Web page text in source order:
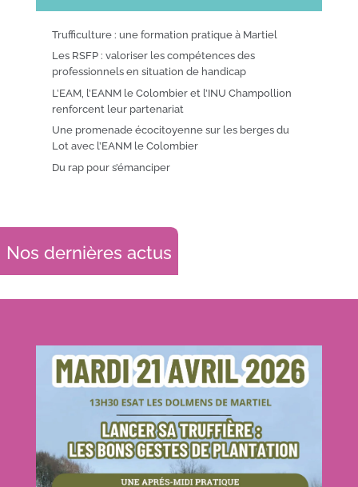
Trufficulture : une formation pratique à Martiel
Les RSFP : valoriser les compétences des
professionnels en situation de handicap
L’EAM, l’EANM le Colombier et l’INU Champollion
renforcent leur partenariat
Une promenade écocitoyenne sur les berges du
Lot avec l’EANM le Colombier
Du rap pour s’émanciper
Nos dernières actus